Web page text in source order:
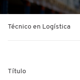
Técnico en Logística
Título